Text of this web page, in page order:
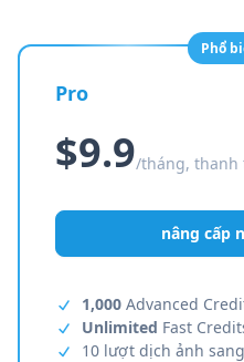
Phổ
Pro
$9.9/tháng, thanh
nâng cấp
1,000 Advanced
Unlimited Fast
10 lượt dịch ảnh